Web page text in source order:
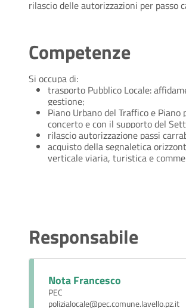
rilascio delle autorizzazioni per passo
Competenze
Si occupa di:
trasporto Pubblico Locale:
gestione;
Piano Urbano del Traffico e Piano
concerto e con il supporto del
rilascio autorizzazione passi
acquisto della segnaletica
verticale viaria, turistica e
Responsabile
Nota Francesco
PEC
polizialocale@pec.comune.lavello.pz.it